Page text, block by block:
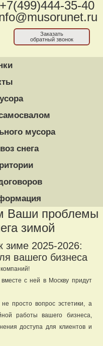
+7(499)444-35-40
Заказать
обратный звонок
мусора
снега
Ваши проблемы
зимой
зиме 2025-2026:
вашего бизнеса
с ней в Москву придут
просто вопрос эстетики, а
работы вашего бизнеса,
доступа для клиентов и